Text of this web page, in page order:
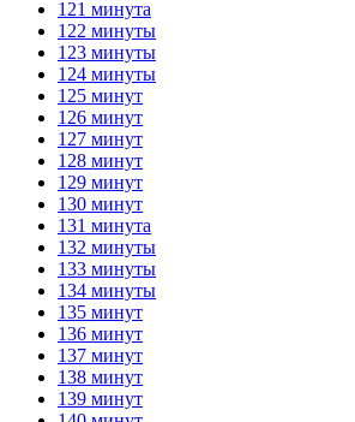
121 минута
122 минуты
123 минуты
124 минуты
125 минут
126 минут
127 минут
128 минут
129 минут
130 минут
131 минута
132 минуты
133 минуты
134 минуты
135 минут
136 минут
137 минут
138 минут
139 минут